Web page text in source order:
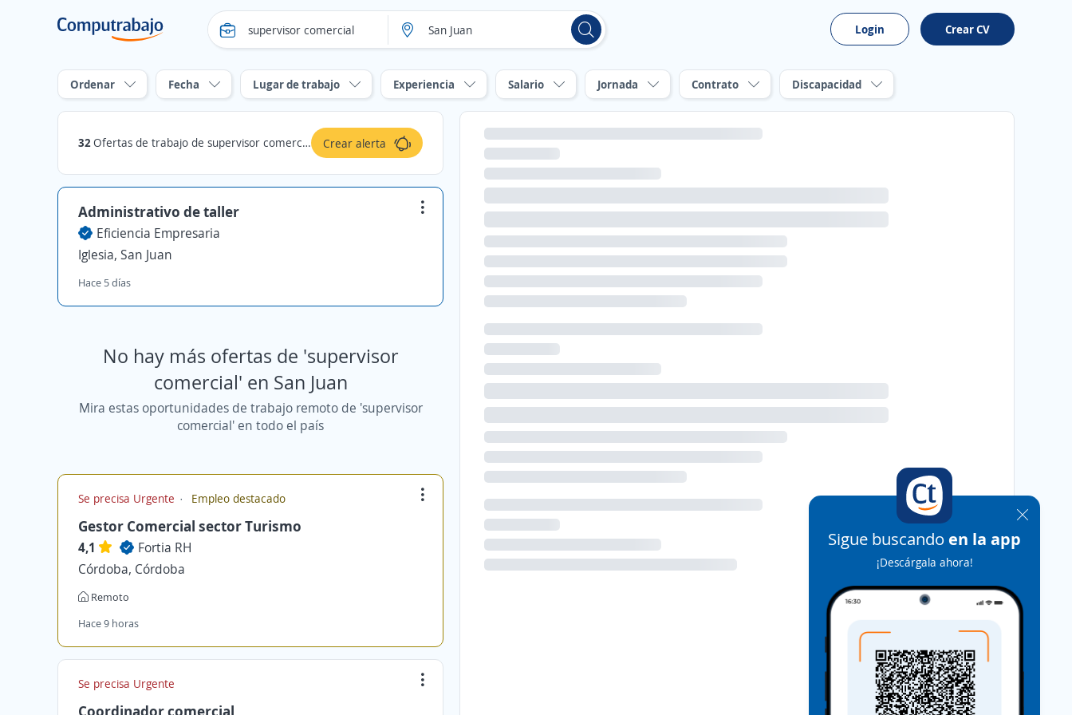
Login Crear CV
Ordenar Fecha Lugar de trabajo Experiencia Salario Jornada Contrato Discapacidad
32Ofertas de trabajo de supervisor comercial en San Juan Crear alerta
Administrativo de taller
Eficiencia Empresaria
Iglesia, San Juan
Hace 5 días
No hay más ofertas de 'supervisor
comercial' en San Juan
Mira estas oportunidades de trabajo remoto de 'supervisor
comercial' en todo el país
Se precisa Urgente Empleo destacado
Gestor Comercial sector Turismo
4,1
Fortia RH
Córdoba, Córdoba
Remoto
Hace 9 horas
Se precisa Urgente
Coordinador comercial
Sigue buscando en la app
¡Descárgala ahora!